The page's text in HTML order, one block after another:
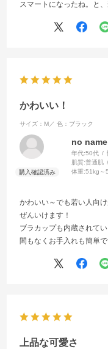
スマートになったね。と
かわいい！
サイズ：M／ 色：ブラック
no name
年代:50代
肌質:普通肌
体重:51kg～
かわいい～でも若い人向
ぜんいけます！
ブラカップも内蔵されて
間もなくお手入れも簡単
上品な可愛さ